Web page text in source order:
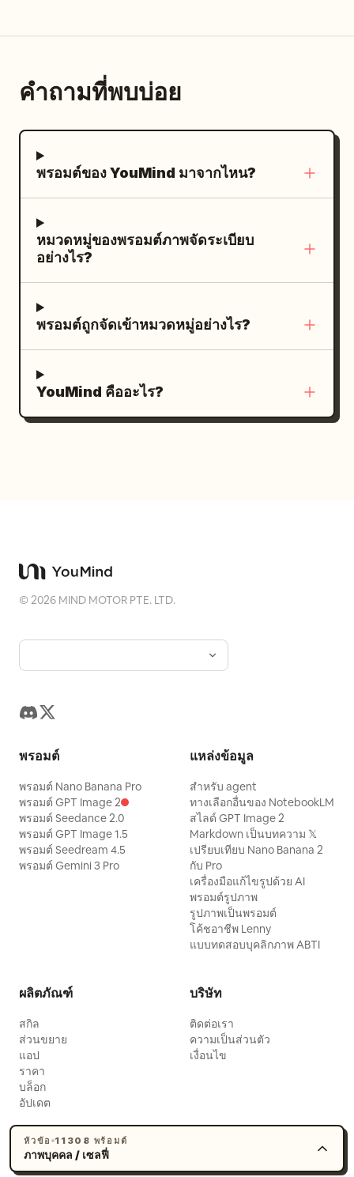
หัวข้อ 11308 พร้อมต์
ภาพบุคคล / เซลฟี่
หนังทรงสี่เหลี่ยมสีชมพูหม่นวางอยู่ด้านบน",
ได้บริเวณขอบล่างของเฟรมภาพ" },
สว่าง", "quality": "แสงนุ่มนวลและกระจายตัว
โทนอุ่น" }, "mood": { "vibe": "ภาพเซลฟี่
หน้ากระจกที่เป็นธรรมชาติ สบายๆ มั่นใจ และดู
"camera_details": { "shot_type": "ภาพ
สะท้อนเซลฟี่หน้ากระจก", "perspective":
"มุมมองระดับสายตาจากมุมต่ำถึงกลางผ่าน
กว้างสมาร์ทโฟน ~24 มม. - 28 มม.",
"framing": "ภาพแนวตั้งขนาดกลางที่เก็บภาพ
"ระยะชัดลึกระดับกลางที่เป็นธรรมชาติ พร้อม
การแยกฉากหลังที่นุ่มนวล" },
"reflections_and_materials": "การสะท้อน
ของกระจกที่แม่นยำ แสงสะท้อนเลนส์จางๆ บน
สมจริง", "image_quality": "ความละเอียด
8K ภาพถ่ายดิบ ความแม่นยำของสีที่สมจริง
ชั้น, ถุงเท้าเหนือเข่าสีขาวพร้อมสายรัดถุงน่อง
การลงสีแบบเซลเฉดดิ้งที่เรียบเนียน โทนสีชมพู
รักพร้อมบรรยากาศที่อ่อนหวานและโรแมนติก
จัดองค์ประกอบภาพไว้ตรงกลาง เห็นตัวละคร
ช่วงล่าง เน้นรายละเอียดระบายและลูกไม้โดย
ตกแต่งเรียบง่าย 8 ชิ้น ได้แก่ ลายเส้นโค้งที่มุม 4
มุม, รูปหัวใจเส้นประที่มุมซ้ายบน 1 ดวง, รูปหัว
และโปร่งสบาย แสงนุ่มนวล เงาบางเบา ไม่มี
ข้อความ ไม่มีลายน้ำ และคงโทนสีโดยรวมเป็น
คำถามที่พบบ่อย
พรอมต์ของ YouMind มาจากไหน?
หมวดหมู่ของพรอมต์ภาพจัดระเบียบ
อย่างไร?
พรอมต์ถูกจัดเข้าหมวดหมู่อย่างไร?
YouMind คืออะไร?
©2026 MIND MOTOR PTE. LTD.
พรอมต์
พรอมต์ Nano Banana Pro
พรอมต์ GPT Image 2
พรอมต์ Seedance 2.0
พรอมต์ GPT Image 1.5
พรอมต์ Seedream 4.5
พรอมต์ Gemini 3 Pro
แหล่งข้อมูล
สำหรับ agent
ทางเลือกอื่นของ NotebookLM
สไลด์ GPT Image 2
Markdown เป็นบทความ 𝕏
เปรียบเทียบ Nano Banana 2
กับ Pro
เครื่องมือแก้ไขรูปด้วย AI
พรอมต์รูปภาพ
รูปภาพเป็นพรอมต์
โค้ชอาชีพ Lenny
แบบทดสอบบุคลิกภาพ ABTI
ผลิตภัณฑ์
สกิล
ส่วนขยาย
แอป
ราคา
บล็อก
อัปเดต
บริษัท
ติดต่อเรา
ความเป็นส่วนตัว
เงื่อนไข